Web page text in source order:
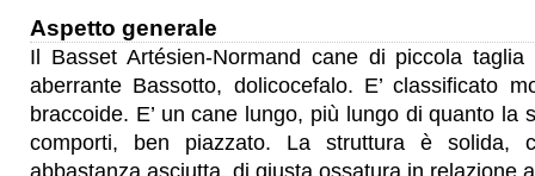
Aspetto generale
Il Basset Artésien-Normand cane di piccola
aberrante Bassotto, dolicocefalo. E’ classificato
braccoide. E’ un cane lungo, più lungo di quanto la
comporti, ben piazzato. La struttura è solida,
abbastanza asciutta, di giusta ossatura in relazione